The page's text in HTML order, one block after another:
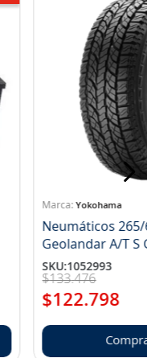
Yokohama
Neumáticos 265/
SKU:1052993
$133.476
$122.798